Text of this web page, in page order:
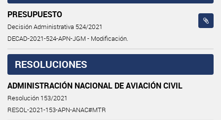
PRESUPUESTO
Decisión Administrativa 524/2021
DECAD-2021-524-APN-JGM - Modificación.
RESOLUCIONES
ADMINISTRACIÓN NACIONAL DE AVIACIÓN CIVIL
Resolución 153/2021
RESOL-2021-153-APN-ANAC#MTR